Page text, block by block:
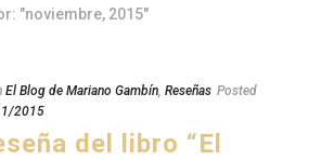
"noviembre, 2015"
El Blog de Mariano Gambín, Reseñas Posted
2015
del libro “El